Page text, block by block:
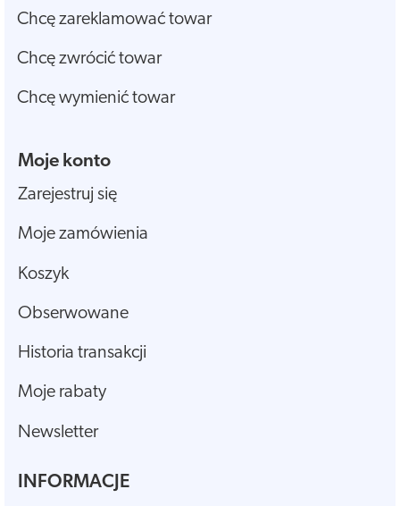
Chcę zareklamować towar
Chcę zwrócić towar
Chcę wymienić towar
Moje konto
Zarejestruj się
Moje zamówienia
Koszyk
Obserwowane
Historia transakcji
Moje rabaty
Newsletter
INFORMACJE